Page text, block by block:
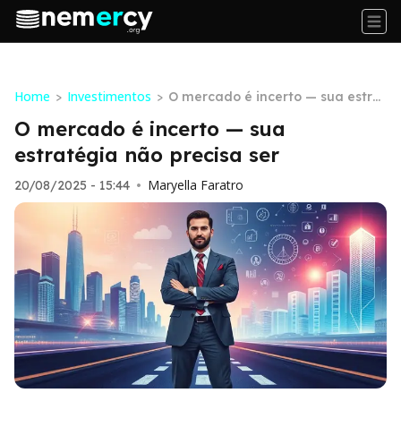
Home > Investimentos > O mercado é incerto — sua estrat
O mercado é incerto — sua
estratégia não precisa ser
20/08/2025 - 15:44 • Maryella Faratro